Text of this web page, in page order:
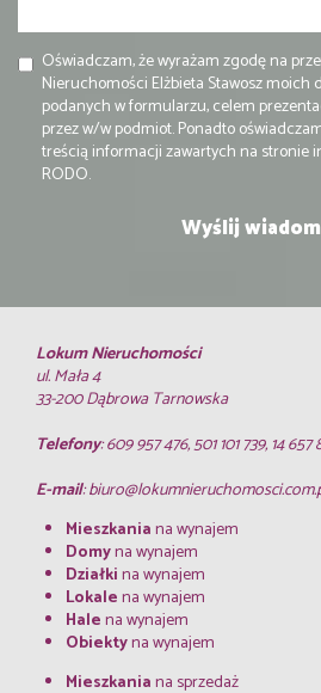
Oświadczam, że wyrażam zgodę na
Nieruchomości Elżbieta Stawosz moich
podanych w formularzu, celem
przez w/w podmiot. Ponadto
treścią informacji zawartych na stronie
RODO.
Lokum Nieruchomości
ul. Mała 4
33-200 Dąbrowa Tarnowska
Telefony: 609 957 476, 501 101 739, 14 657
E-mail:
Mieszkaniana wynajem
Domyna wynajem
Działkina wynajem
Lokalena wynajem
Halena wynajem
Obiektyna wynajem
Mieszkaniana sprzedaż